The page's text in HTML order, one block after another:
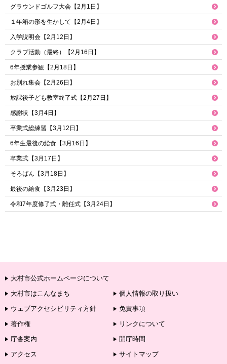
グラウンドゴルフ大会【2月1日】
１年箱の形を生かして【2月4日】
入学説明会【2月12日】
クラブ活動（最終）【2月16日】
6年授業参観【2月18日】
お別れ集会【2月26日】
放課後子ども教室終了式【2月27日】
感謝状【3月4日】
卒業式総練習【3月12日】
6年生最後の給食【3月16日】
卒業式【3月17日】
そろばん【3月18日】
最後の給食【3月23日】
令和7年度修了式・離任式【3月24日】
大村市公式ホームページについて
大村市はこんなまち
個人情報の取り扱い
ウェブアクセシビリティ方針
免責事項
著作権
リンクについて
庁舎案内
開庁時間
アクセス
サイトマップ